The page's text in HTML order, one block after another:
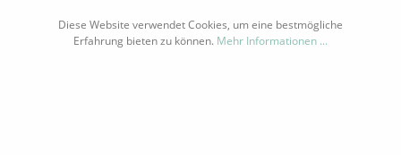
* Alle Preise inkl. gesetzl. Mehrwertsteuer zzgl.Versandkostenund ggf.
Diese Website verwendet Cookies, um eine bestmögliche
Erfahrung bieten zu können. Mehr Informationen ...